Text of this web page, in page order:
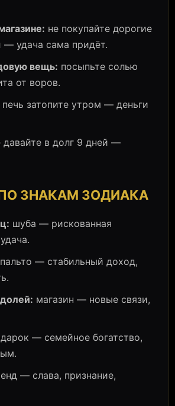
не покупайте дорогие
удача сама придёт.
вещь: посыпьте солью
от воров.
печь затопите утром — деньги
давайте в долг 9 дней —
ПО ЗНАКАМ ЗОДИАКА
шуба — рискованная
пальто — стабильный доход,
магазин — новые связи,
— семейное богатство,
— слава, признание,